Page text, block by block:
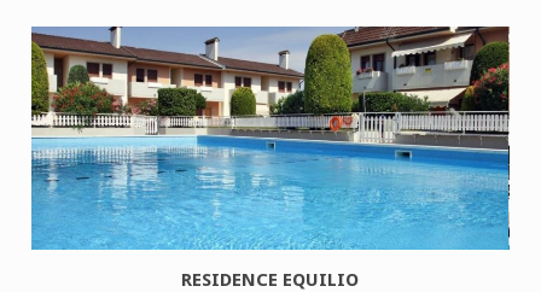
RESIDENCE EQUILIO